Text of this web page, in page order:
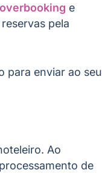
overbooking e
pela
para enviar ao seu
Ao
de